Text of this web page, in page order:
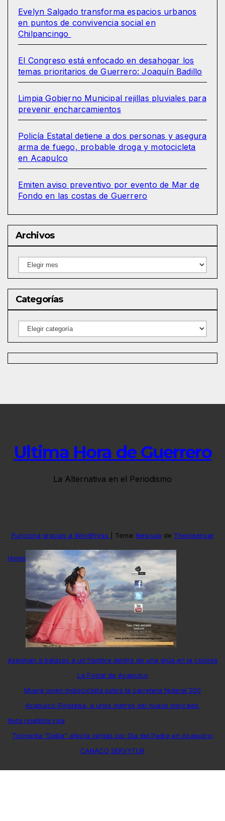
Evelyn Salgado transforma espacios urbanos
en puntos de convivencia social en
Chilpancingo
El Congreso está enfocado en desahogar los
temas prioritarios de Guerrero: Joaquín Badillo
Limpia Gobierno Municipal rejillas pluviales para
prevenir encharcamientos
Policía Estatal detiene a dos personas y asegura
arma de fuego, probable droga y motocicleta
en Acapulco
Emiten aviso preventivo por evento de Mar de
Fondo en las costas de Guerrero
Archivos
Archivos
Categorías
Categorías
Ultima Hora de Guerrero
La Alternativa en el Periodismo
Funciona gracias a WordPress Tema: Newsup de Themeansar
Home
Asesinan a balazos a un hombre dentro de una grúa en la colonia
La Postal de Acapulco
Muere joven motociclista sobre la carretera federal 200
Acapulco-Pinotepa, a unos metros del nuevo mercado.
Nota rojaNota roja
Tormenta “Dalila” afecta ventas por Día del Padre en Acapulco;
CANACO SERVYTUR